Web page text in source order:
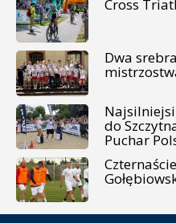
Cross
Dwa
do
Puchar